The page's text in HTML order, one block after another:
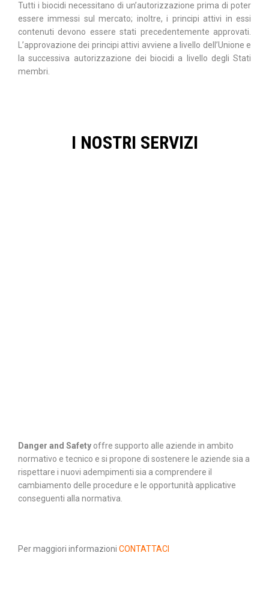
Tutti i biocidi necessitano di un’autorizzazione prima di poter
essere immessi sul mercato; inoltre, i principi attivi in essi
contenuti devono essere stati precedentemente approvati.
L’approvazione dei principi attivi avviene a livello dell’Unione e
la successiva autorizzazione dei biocidi a livello degli Stati
membri.
I NOSTRI SERVIZI
Danger and Safety offre supporto alle aziende in ambito
normativo e tecnico e si propone di sostenere le aziende sia a
rispettare i nuovi adempimenti sia a comprendere il
cambiamento delle procedure e le opportunità applicative
conseguenti alla normativa.
Per maggiori informazioni CONTATTACI